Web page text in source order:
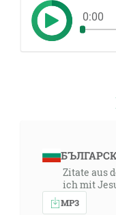
0:00
Zitate aus
ich mit
MP3